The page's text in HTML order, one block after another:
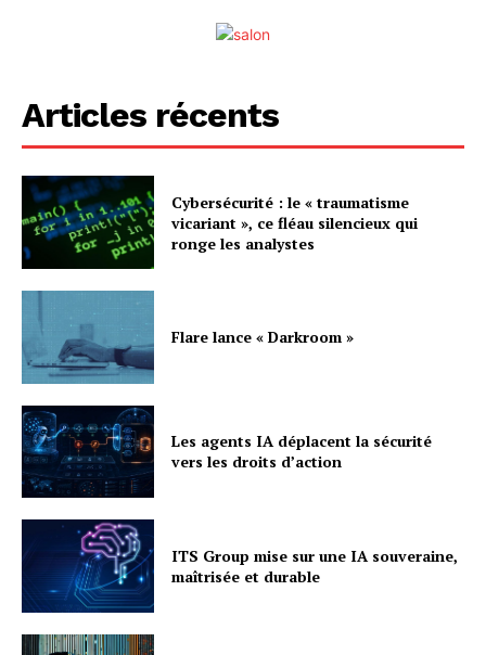
Articles récents
Cybersécurité : le « traumatisme
vicariant », ce fléau silencieux qui
ronge les analystes
Flare lance « Darkroom »
Les agents IA déplacent la sécurité
vers les droits d’action
ITS Group mise sur une IA souveraine,
maîtrisée et durable